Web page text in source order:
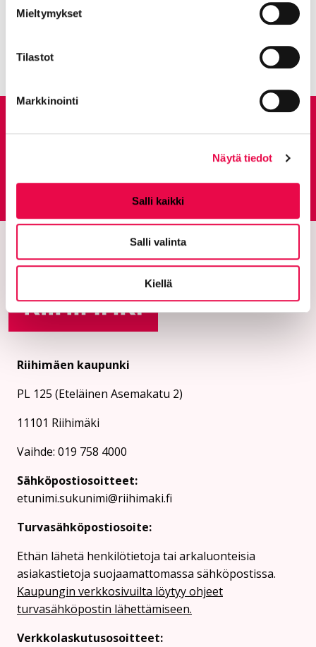
Mieltymykset
Tilastot
Markkinointi
Näytä tiedot
Salli kaikki
Salli valinta
Kiellä
Nykyinen sivu
Harjukylä, Hämeenkatu 48-50, Rity
Klikkaa käyttääksesi valikkoa
Anna palautetta
Siirtyy ulkoiselle
Riihimäen kaupunki
PL 125 (Eteläinen Asemakatu 2)
11101 Riihimäki
Vaihde: 019 758 4000
Sähköpostiosoitteet:
etunimi.sukunimi@riihimaki.fi
Turvasähköpostiosoite:
Ethän lähetä henkilötietoja tai arkaluonteisia
asiakastietoja suojaamattomassa sähköpostissa.
Kaupungin verkkosivuilta löytyy ohjeet
turvasähköpostin lähettämiseen.
Verkkolaskutusosoitteet: